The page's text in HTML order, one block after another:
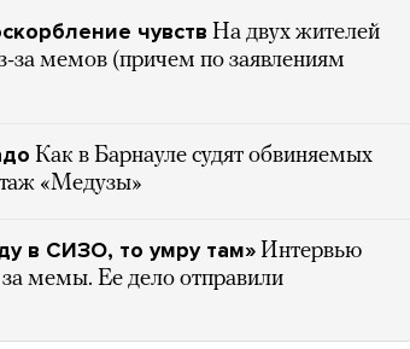
чувств На двух жителей
за мемов (причем по заявлениям
Как в Барнауле судят обвиняемых
«Медузы»
в СИЗО, то умру там» Интервью
мемы. Ее дело отправили